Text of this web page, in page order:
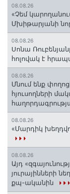
08.08.26
«Չեմ
Մխիթարյանի
08.08.26
Սոնա
հոլովակ է
08.08.26
Մնում ենք
հյուսողների
08.08.26
«Մարդիկ
08.08.26
Այդ
յուրայինների
քպ-ականին